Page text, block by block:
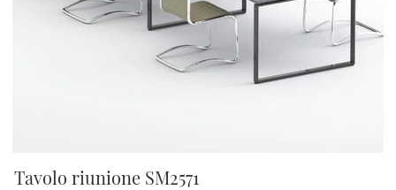
Tavolo riunione SM2571